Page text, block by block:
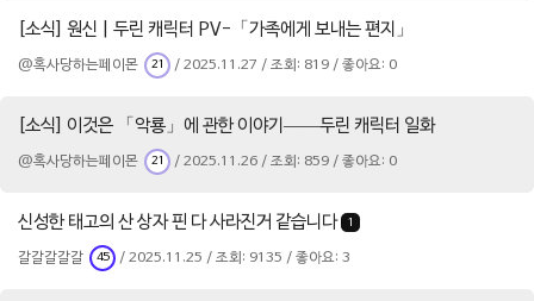
[소식] 원신 | 두린 캐릭터 PV-「가족에게 보내는 편지」
@혹사당하는페이몬 21 / 2025.11.27 / 조회: 819 / 좋아요: 0
[소식] 이것은 「악룡」에 관한 이야기——두린 캐릭터 일화
@혹사당하는페이몬 21 / 2025.11.26 / 조회: 859 / 좋아요: 0
신성한 태고의 산 상자 핀 다 사라진거 같습니다 1
갈갈갈갈갈 45 / 2025.11.25 / 조회: 9135 / 좋아요: 3